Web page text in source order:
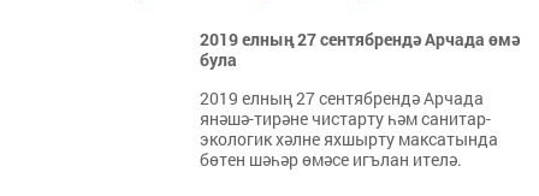
2019 елның 27 сентябрендә Арчада өмә
була
2019 елның 27 сентябрендә Арчада
янәшә-тирәне чистарту һәм санитар-
экологик хәлне яхшырту максатында
бөтен шәһәр өмәсе игълан ителә.